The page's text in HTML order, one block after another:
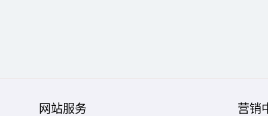
网站服务 营销